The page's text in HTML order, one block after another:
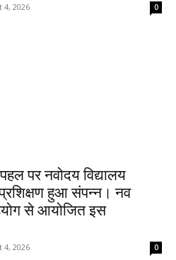
4, 2026 0
पर नवोदय विद्यालय
हुआ संपन्न। नव
से आयोजित इस
4, 2026 0